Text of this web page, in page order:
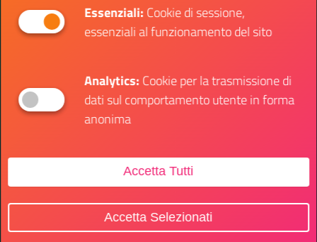
Essenziali:Cookie di sessione,
essenziali al funzionamento del sito
Analytics:Cookie per la trasmissione di
dati sul comportamento utente in forma
anonima
Accetta Tutti
Accetta Selezionati